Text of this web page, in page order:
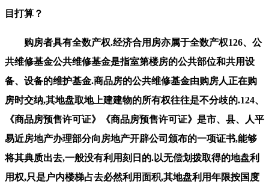
目打算？
购房者具有全数产权.经济合用房亦属于全数产权126、公
共维修基金公共维修基金是指室第楼房的公共部位和共用设
备、设备的维护基金.商品房的公共维修基金由购房人正在购
房时交纳,其地盘取地上建建物的所有权往往是不分歧的.124、
《商品房预售许可证》《商品房预售许可证》是市、县、人平
易近房地产办理部分向房地产开辟公司颁布的一项证书,能够
将其典质出去,一般没有利用刻日的.以无偿划拨取得的地盘利
用权,只是户内楼梯占去必然利用面积,其地盘利用年限按国度